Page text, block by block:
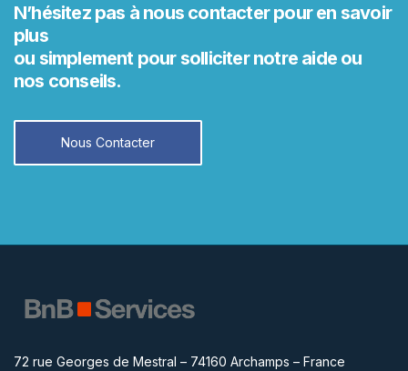
N’hésitez pas à nous contacter pour en savoir
plus
ou simplement pour solliciter notre aide ou
nos conseils.
Nous Contacter
72 rue Georges de Mestral – 74160 Archamps – France